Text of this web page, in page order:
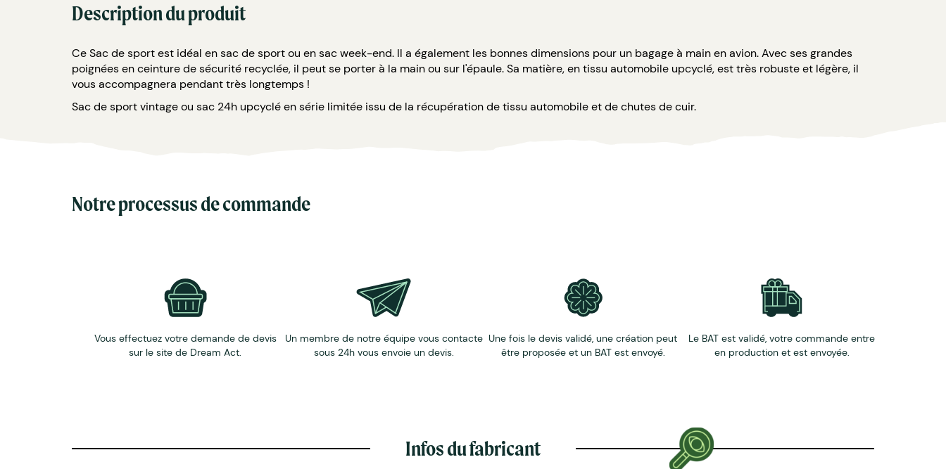
Description du produit
Ce Sac de sport est idéal en sac de sport ou en sac week-end. Il a également les bonnes dimensions pour un bagage à main en avion. Avec ses grandes
poignées en ceinture de sécurité recyclée, il peut se porter à la main ou sur l'épaule. Sa matière, en tissu automobile upcyclé, est très robuste et légère, il
vous accompagnera pendant très longtemps !
Sac de sport vintage ou sac 24h upcyclé en série limitée issu de la récupération de tissu automobile et de chutes de cuir.
Notre processus de commande
Vous effectuez votre demande de devis
sur le site de Dream Act.
Un membre de notre équipe vous contacte
sous 24h vous envoie un devis.
Une fois le devis validé, une création peut
être proposée et un BAT est envoyé.
Le BAT est validé, votre commande entre
en production et est envoyée.
Infos du fabricant